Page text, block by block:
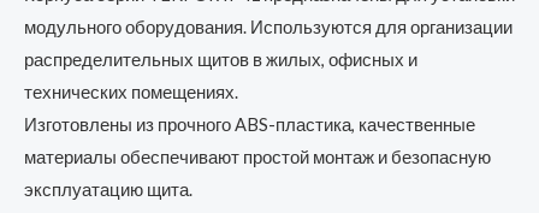
модульного оборудования. Используются для организации
распределительных щитов в жилых, офисных и
технических помещениях.
Изготовлены из прочного ABS-пластика, качественные
материалы обеспечивают простой монтаж и безопасную
эксплуатацию щита.